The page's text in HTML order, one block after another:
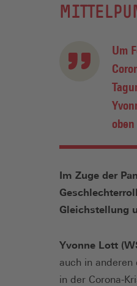
Um
Im Zuge der
Gleichstellung
Yvonne Lott
auch in anderen
in der Corona-